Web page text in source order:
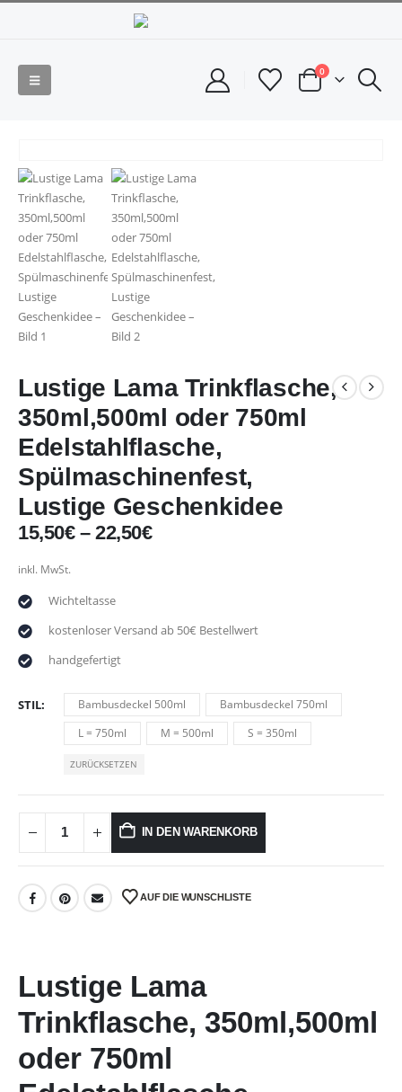
0
Lustige Lama Trinkflasche,
350ml,500ml oder 750ml
Edelstahlflasche,
Spülmaschinenfest,
Lustige Geschenkidee
15,50€–22,50€
inkl. MwSt.
Wichteltasse
kostenloser Versand ab 50€ Bestellwert
handgefertigt
STIL Bambusdeckel 500ml
Bambusdeckel 750ml
L = 750ml
M = 500ml S = 350ml
ZURÜCKSETZEN
IN DEN WARENKORB
AUF DIE WUNSCHLISTE
Lustige Lama
Trinkflasche, 350ml,500ml
oder 750ml